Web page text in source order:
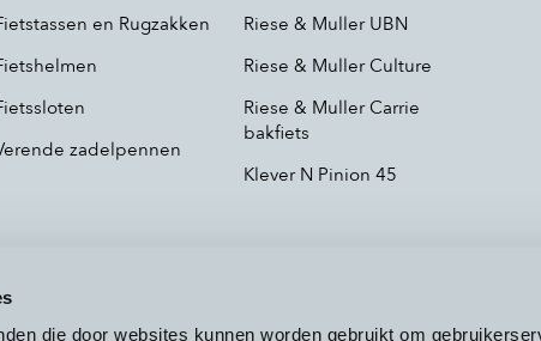
die door websites kunnen worden gebruikt om
en Rugzakken
zadelpennen
Riese & Muller UBN
Riese & Muller Culture
Riese & Muller Carrie
bakfiets
Klever N Pinion 45